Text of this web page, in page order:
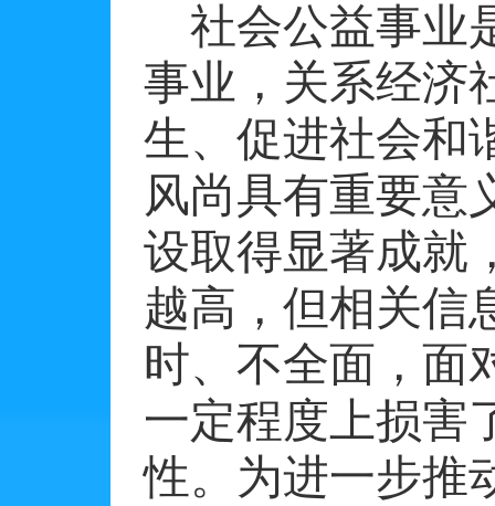
社会公益事业
事业，关系经济
生、促进社会和
风尚具有重要意
设取得显著成就
越高，但相关信
时、不全面，面
一定程度上损害
性。为进一步推